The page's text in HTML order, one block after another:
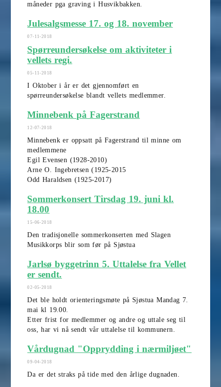
måneder pga graving i Husvikbakken.
Julesalgsmesse 17. og 18. november
07-11-2018
Spørreundersøkelse om aktiviteter i
vellets regi.
05-11-2018
I Oktober i år er det gjennomført en
spørreundersøkelse blandt vellets medlemmer.
Minnebenk på Fagerstrand
12-07-2018
Minnebenk er oppsatt på Fagerstrand til minne om
medlemmene
Egil Evensen (1928-2010)
Arne O. Ingebretsen (1925-2015
Odd Haraldsen (1925-2017)
Sommerkonsert Tirsdag 19. juni kl.
18.00
15-06-2018
Den tradisjonelle sommerkonserten med Slagen
Musikkorps blir som før på Sjøstua
Jarlsø byggetrinn 5. Uttalelse fra Vellet
er sendt.
02-05-2018
Det ble holdt orienteringsmøte på Sjøstua Mandag 7.
mai kl 19.00.
Etter frist for medlemmer og andre og uttale seg til
oss, har vi nå sendt vår uttalelse til kommunern.
Vårdugnad "Opprydding i nærmiljøet"
09-04-2018
Da er det straks på tide med den årlige dugnaden.